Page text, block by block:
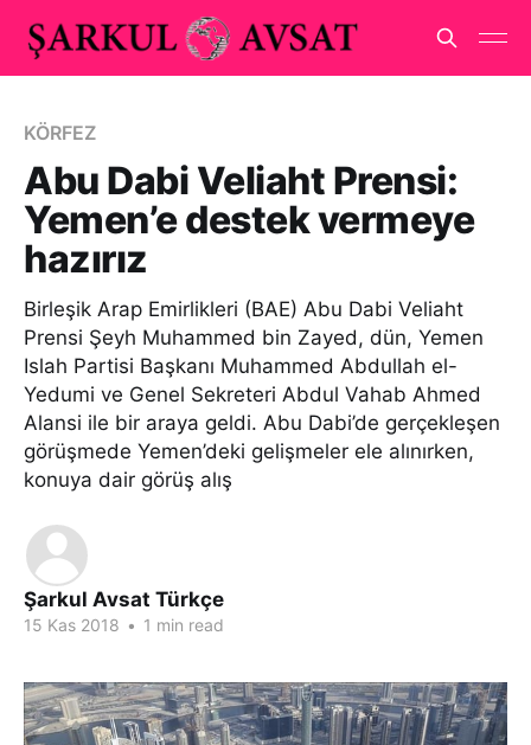
KÖRFEZ
Abu Dabi Veliaht Prensi:
Yemen’e destek vermeye
hazırız
Birleşik Arap Emirlikleri (BAE) Abu Dabi Veliaht
Prensi Şeyh Muhammed bin Zayed, dün, Yemen
Islah Partisi Başkanı Muhammed Abdullah el-
Yedumi ve Genel Sekreteri Abdul Vahab Ahmed
Alansi ile bir araya geldi. Abu Dabi’de gerçekleşen
görüşmede Yemen’deki gelişmeler ele alınırken,
konuya dair görüş alış
Şarkul Avsat Türkçe
15 Kas 2018 • 1 min read